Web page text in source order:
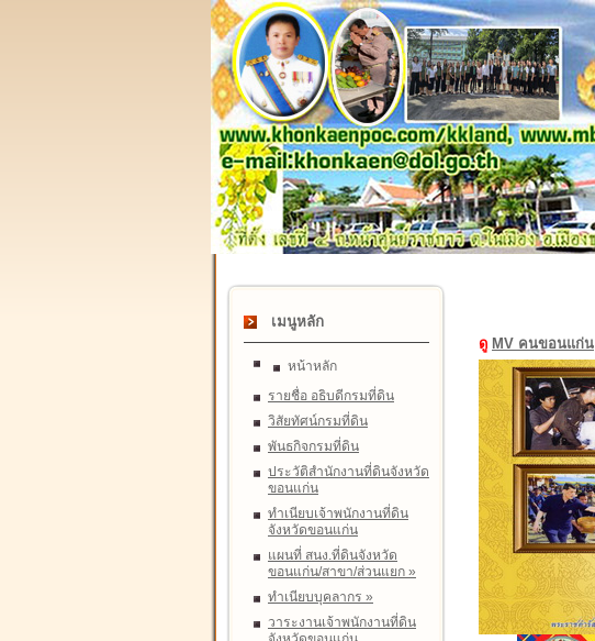
เมนูหลัก
หน้าหลัก
รายชื่อ อธิบดีกรมที่ดิน
วิสัยทัศน์กรมที่ดิน
พันธกิจกรมที่ดิน
ประวัติสำนักงานที่ดินจังหวัด
ขอนแก่น
ทำเนียบเจ้าพนักงานที่ดิน
จังหวัดขอนแก่น
แผนที่ สนง.ที่ดินจังหวัด
ขอนแก่น/สาขา/ส่วนแยก »
ทำเนียบบุคลากร »
วาระงานเจ้าพนักงานที่ดิน
ดู MV คนขอนแก่น